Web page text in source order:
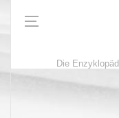
Die